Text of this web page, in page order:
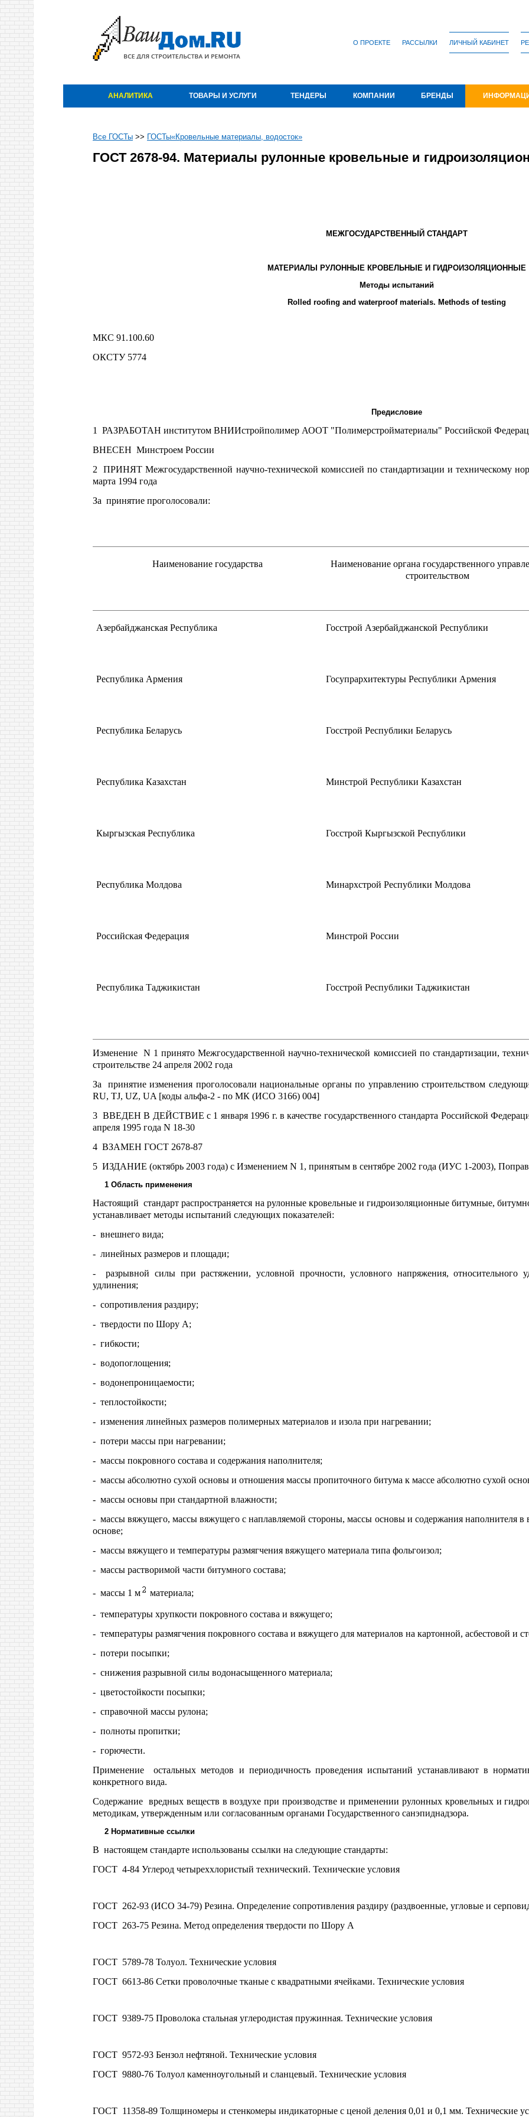
О ПРОЕКТЕ РАССЫЛКИ ЛИЧНЫЙ КАБИНЕТ
АНАЛИТИКА ТОВАРЫ И УСЛУГИ ТЕНДЕРЫ КОМПАНИИ БРЕНДЫ
Все ГОСТы >> ГОСТы«Кровельные материалы, водосток»
ГОСТ 2678-94. Материалы рулонные кровельные и
МЕЖГОСУДАРСТВЕННЫЙ СТАНДАРТ
МАТЕРИАЛЫ РУЛОННЫЕ КРОВЕЛЬНЫЕ И ГИДРОИЗОЛЯЦИОННЫЕ
Методы испытаний
Rolled roofing and waterproof materials. Methods of testing
МКС 91.100.60
ОКСТУ 5774
Предисловие
1 РАЗРАБОТАН институтом ВНИИстройполимер АООТ "Полимерстройматериалы" Российской
ВНЕСЕН Минстроем России
2 ПРИНЯТ Межгосударственной научно-технической комиссией по стандартизации и техническому
марта 1994 года
За принятие проголосовали:
Наименование государства
Наименование органа государственного
строительством
Азербайджанская Республика Госстрой Азербайджанской Республики
Республика Армения Госупрархитектуры Республики Армения
Республика Беларусь Госстрой Республики Беларусь
Республика Казахстан Минстрой Республики Казахстан
Кыргызская Республика Госстрой Кыргызской Республики
Республика Молдова Минархстрой Республики Молдова
Российская Федерация Минстрой России
Республика Таджикистан Госстрой Республики Таджикистан
Изменение N 1 принято Межгосударственной научно-технической комиссией по стандартизации,
строительстве 24 апреля 2002 года
За принятие изменения проголосовали национальные органы по управлению строительством
RU, TJ, UZ, UA [коды альфа-2 - по МК (ИСО 3166) 004]
3 ВВЕДЕН В ДЕЙСТВИЕ с 1 января 1996 г. в качестве государственного стандарта Российской
апреля 1995 года N 18-30
4 ВЗАМЕН ГОСТ 2678-87
5 ИЗДАНИЕ (октябрь 2003 года) с Изменением N 1, принятым в сентябре 2002 года (ИУС 1-2003),
1 Область применения
Настоящий стандарт распространяется на рулонные кровельные и гидроизоляционные битумные,
устанавливает методы испытаний следующих показателей:
- внешнего вида;
- линейных размеров и площади;
- разрывной силы при растяжении, условной прочности, условного напряжения, относительного
удлинения;
- сопротивления раздиру;
- твердости по Шору А;
- гибкости;
- водопоглощения;
- водонепроницаемости;
- теплостойкости;
- изменения линейных размеров полимерных материалов и изола при нагревании;
- потери массы при нагревании;
- массы покровного состава и содержания наполнителя;
- массы абсолютно сухой основы и отношения массы пропиточного битума к массе абсолютно сухой
- массы основы при стандартной влажности;
- массы вяжущего, массы вяжущего с наплавляемой стороны, массы основы и содержания наполнителя в
основе;
- массы вяжущего и температуры размягчения вяжущего материала типа фольгоизол;
- массы растворимой части битумного состава;
- массы 1 м материала;
- температуры хрупкости покровного состава и вяжущего;
- температуры размягчения покровного состава и вяжущего для материалов на картонной, асбестовой и
- потери посыпки;
- снижения разрывной силы водонасыщенного материала;
- цветостойкости посыпки;
- справочной массы рулона;
- полноты пропитки;
- горючести.
Применение остальных методов и периодичность проведения испытаний устанавливают в
конкретного вида.
Содержание вредных веществ в воздухе при производстве и применении рулонных кровельных и
методикам, утвержденным или согласованным органами Государственного санэпиднадзора.
2 Нормативные ссылки
В настоящем стандарте использованы ссылки на следующие стандарты:
ГОСТ 4-84 Углерод четыреххлористый технический. Технические условия
ГОСТ 262-93 (ИСО 34-79) Резина. Определение сопротивления раздиру (раздвоенные, угловые и
ГОСТ 263-75 Резина. Метод определения твердости по Шору А
ГОСТ 5789-78 Толуол. Технические условия
ГОСТ 6613-86 Сетки проволочные тканые с квадратными ячейками. Технические условия
ГОСТ 9389-75 Проволока стальная углеродистая пружинная. Технические условия
ГОСТ 9572-93 Бензол нефтяной. Технические условия
ГОСТ 9880-76 Толуол каменноугольный и сланцевый. Технические условия
ГОСТ 11358-89 Толщиномеры и стенкомеры индикаторные с ценой деления 0,01 и 0,1 мм. Технические